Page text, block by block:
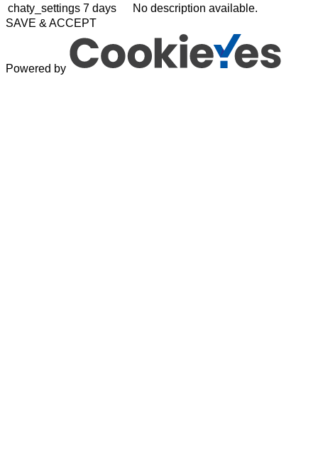
chaty_settings 7 days
No description available.
SAVE & ACCEPT
Powered by